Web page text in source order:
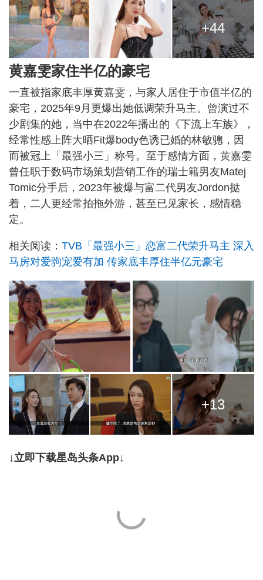
+44
黄嘉雯家住半亿的豪宅
一直被指家底丰厚黄嘉雯，与家人居住于市值半亿的
豪宅，2025年9月更爆出她低调荣升马主。曾演过不
少剧集的她，当中在2022年播出的《下流上车族》，
经常性感上阵大晒Fit爆body色诱已婚的林敏骢，因
而被冠上「最强小三」称号。至于感情方面，黄嘉雯
曾任职于数码市场策划营销工作的瑞士籍男友Matej
Tomic分手后，2023年被爆与富二代男友Jordon挞
着，二人更经常拍拖外游，甚至已见家长，感情稳
定。
相关阅读： TVB「最强小三」恋富二代荣升马主 深入
马房对爱驹宠爱有加 传家底丰厚住半亿元豪宅
+13
↓立即下载星岛头条App↓